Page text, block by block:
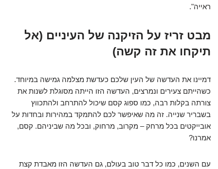
ראייה".
מבט זריז על הזיקנה של העיניים (אל
תיקחו את זה קשה)
דמיינו את העדשה של העין שלכם כעדשת מצלמה גמישה במיוחד.
כשהייתם צעירים ונמרצים, העדשה הזו הייתה מסוגלת לשנות את
צורתה בקלות רבה, כמו ספוג קסם שיכול להתרחב ולהתכווץ
בשבריר שנייה. זה מה שאיפשר לכם להתמקד במהירות ובחדות על
אובייקטים בכל מרחק – מקרוב, מרחוק, ובכל מה שביניהם. קסם,
אמרנו?
עם השנים, כמו כל דבר טוב בעולם, גם העדשה הזו מאבדת קצת